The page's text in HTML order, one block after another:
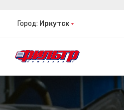
Город: Иркутск